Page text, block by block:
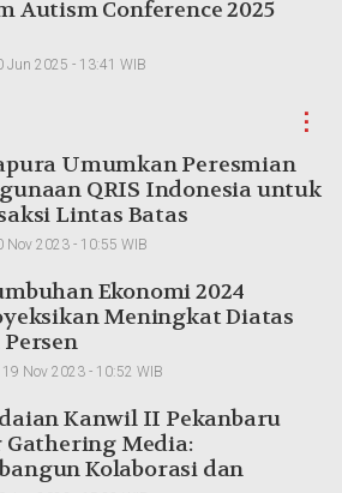
Autism Conference 2025
Jun 2025 - 13:41 WIB
⋮
Umumkan Peresmian
QRIS Indonesia untuk
Lintas Batas
Nov 2023 - 10:55 WIB
Ekonomi 2024
Meningkat Diatas
Nov 2023 - 10:52 WIB
Kanwil II Pekanbaru
Gathering Media:
Kolaborasi dan